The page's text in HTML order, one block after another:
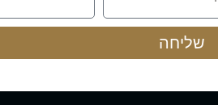
שליחה